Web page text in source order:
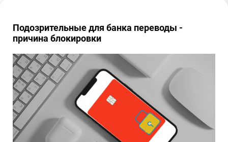
Подозрительные для банка переводы -
причина блокировки